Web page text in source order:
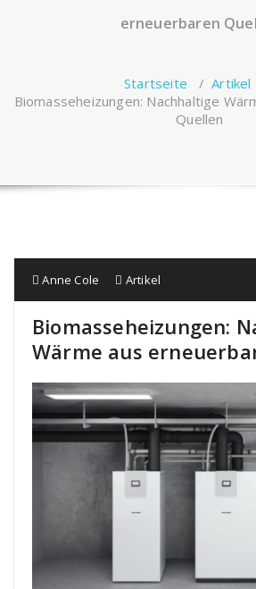
erneuerbaren
Startseite /Artikel
Biomasseheizungen: Nachhaltige
Quellen
Anne Cole Artikel
Biomasseheizungen:
Wärme aus